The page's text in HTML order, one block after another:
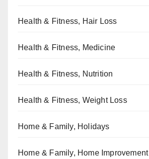
Health & Fitness, Hair Loss
Health & Fitness, Medicine
Health & Fitness, Nutrition
Health & Fitness, Weight Loss
Home & Family, Holidays
Home & Family, Home Improvement